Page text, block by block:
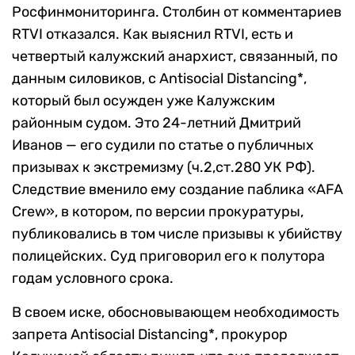
Росфинмониторинга. Столбин от комментариев
RTVI отказался. Как выяснил RTVI, есть и
четвертый калужский анархист, связанный, по
данным силовиков, с Antisocial Distancing*,
который был осужден уже Калужским
районным судом. Это 24-летний Дмитрий
Иванов — его судили по статье о публичных
призывах к экстремизму (ч.2,ст.280 УК РФ).
Следствие вменило ему создание паблика «AFA
Crew», в котором, по версии прокуратуры,
публиковались в том числе призывы к убийству
полицейских. Суд приговорил его к полутора
годам условного срока.
В своем иске, обосновывающем необходимость
запрета Antisocial Distancing*, прокурор